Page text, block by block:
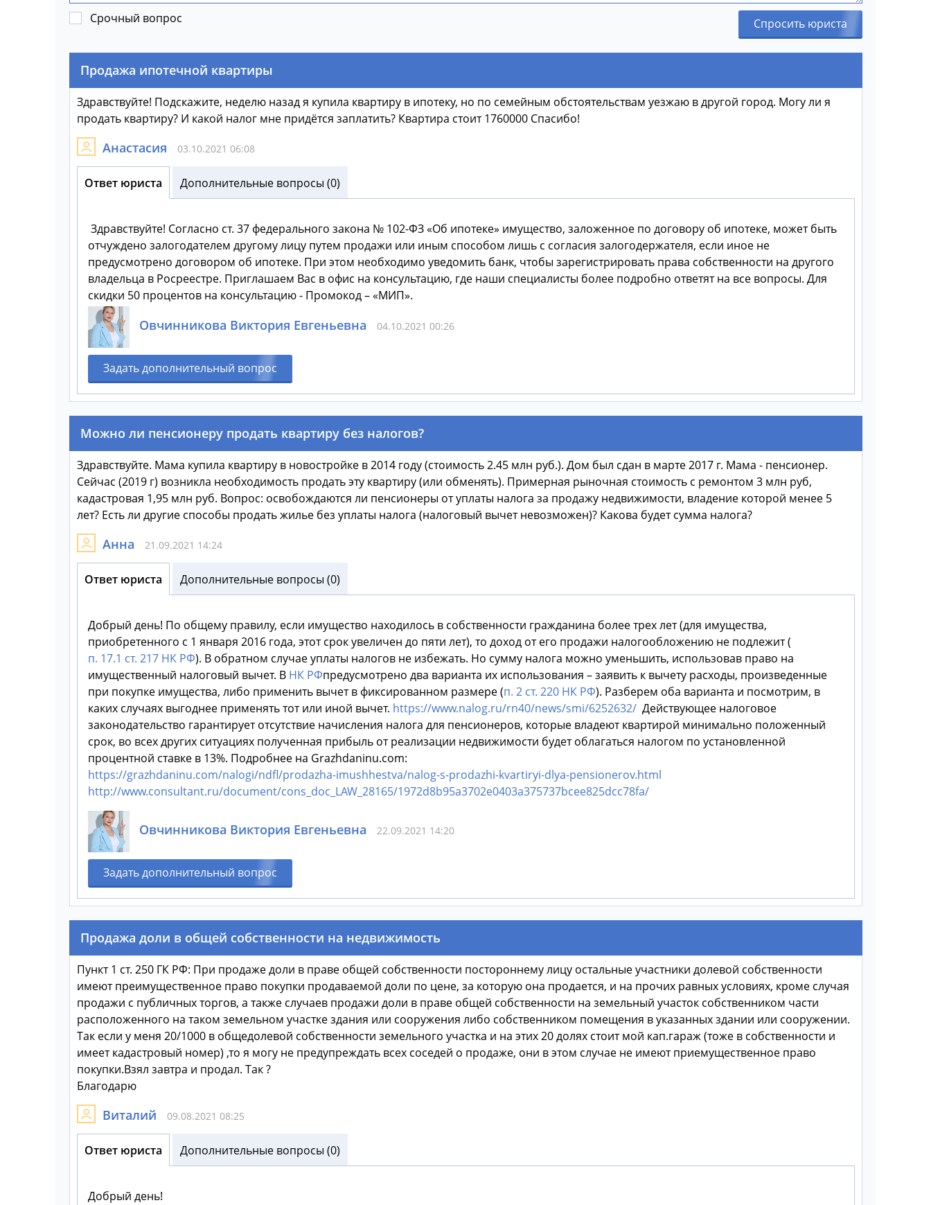
Срочный вопрос Спросить юриста
Продажа ипотечной квартиры
Здравствуйте! Подскажите, неделю назад я купила квартиру в ипотеку, но по семейным обстоятельствам уезжаю в другой город. Могу ли я
продать квартиру? И какой налог мне придётся заплатить? Квартира стоит 1760000 Спасибо!
Анастасия 03.10.2021 06:08
Ответ юриста Дополнительные вопросы (0)
Здравствуйте! Согласно ст. 37 федерального закона № 102-ФЗ «Об ипотеке» имущество, заложенное по договору об ипотеке, может быть
отчуждено залогодателем другому лицу путем продажи или иным способом лишь с согласия залогодержателя, если иное не
предусмотрено договором об ипотеке. При этом необходимо уведомить банк, чтобы зарегистрировать права собственности на другого
владельца в Росреестре. Приглашаем Вас в офис на консультацию, где наши специалисты более подробно ответят на все вопросы. Для
скидки 50 процентов на консультацию - Промокод – «МИП».
Овчинникова Виктория Евгеньевна 04.10.2021 00:26
Задать дополнительный вопрос
Можно ли пенсионеру продать квартиру без налогов?
Здравствуйте. Мама купила квартиру в новостройке в 2014 году (стоимость 2.45 млн руб.). Дом был сдан в марте 2017 г. Мама - пенсионер.
Сейчас (2019 г) возникла необходимость продать эту квартиру (или обменять). Примерная рыночная стоимость с ремонтом 3 млн руб,
кадастровая 1,95 млн руб. Вопрос: освобождаются ли пенсионеры от уплаты налога за продажу недвижимости, владение которой менее 5
лет? Есть ли другие способы продать жилье без уплаты налога (налоговый вычет невозможен)? Какова будет сумма налога?
Анна 21.09.2021 14:24
Ответ юриста Дополнительные вопросы (0)
Добрый день! По общему правилу, если имущество находилось в собственности гражданина более трех лет (для имущества,
приобретенного с 1 января 2016 года, этот срок увеличен до пяти лет), то доход от его продажи налогообложению не подлежит (
п. 17.1 ст. 217 НК РФ). В обратном случае уплаты налогов не избежать. Но сумму налога можно уменьшить, использовав право на
имущественный налоговый вычет. В НК РФпредусмотрено два варианта их использования – заявить к вычету расходы, произведенные
при покупке имущества, либо применить вычет в фиксированном размере (п. 2 ст. 220 НК РФ). Разберем оба варианта и посмотрим, в
каких случаях выгоднее применять тот или иной вычет. https://www.nalog.ru/rn40/news/smi/6252632/Действующее налоговое
законодательство гарантирует отсутствие начисления налога для пенсионеров, которые владеют квартирой минимально положенный
срок, во всех других ситуациях полученная прибыль от реализации недвижимости будет облагаться налогом по установленной
процентной ставке в 13%. Подробнее на Grazhdaninu.com:
https://grazhdaninu.com/nalogi/ndfl/prodazha-imushhestva/nalog-s-prodazhi-kvartiryi-dlya-pensionerov.html
http://www.consultant.ru/document/cons_doc_LAW_28165/1972d8b95a3702e0403a375737bcee825dcc78fa/
Овчинникова Виктория Евгеньевна 22.09.2021 14:20
Задать дополнительный вопрос
Продажа доли в общей собственности на недвижимость
Пункт 1 ст. 250 ГК РФ: При продаже доли в праве общей собственности постороннему лицу остальные участники долевой собственности
имеют преимущественное право покупки продаваемой доли по цене, за которую она продается, и на прочих равных условиях, кроме случая
продажи с публичных торгов, а также случаев продажи доли в праве общей собственности на земельный участок собственником части
расположенного на таком земельном участке здания или сооружения либо собственником помещения в указанных здании или сооружении.
Так если у меня 20/1000 в общедолевой собственности земельного участка и на этих 20 долях стоит мой кап.гараж (тоже в собственности и
имеет кадастровый номер) ,то я могу не предупреждать всех соседей о продаже, они в этом случае не имеют приемущественное право
покупки.Взял завтра и продал. Так ?
Благодарю
Виталий 09.08.2021 08:25
Ответ юриста Дополнительные вопросы (0)
Добрый день!